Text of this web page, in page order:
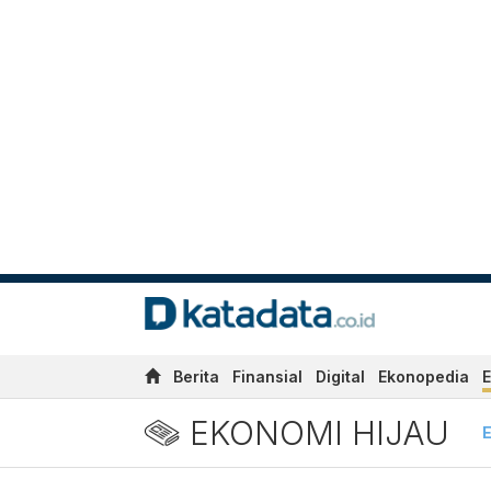
Berita Finansial Digital Ekonopedia
EKONOMI HIJAU